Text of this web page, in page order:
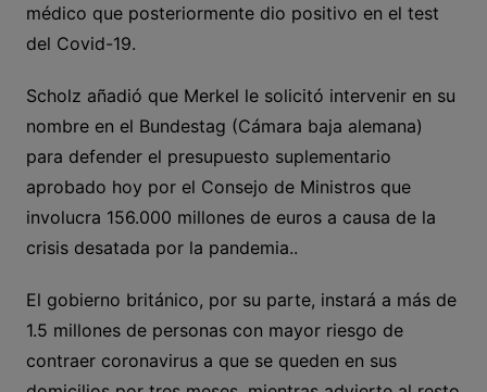
médico que posteriormente dio positivo en el test
del Covid-19.
Scholz añadió que Merkel le solicitó intervenir en su
nombre en el Bundestag (Cámara baja alemana)
para defender el presupuesto suplementario
aprobado hoy por el Consejo de Ministros que
involucra 156.000 millones de euros a causa de la
crisis desatada por la pandemia..
El gobierno británico, por su parte, instará a más de
1.5 millones de personas con mayor riesgo de
contraer coronavirus a que se queden en sus